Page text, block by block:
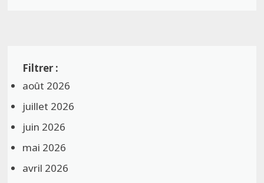
août 2026
juillet 2026
juin 2026
mai 2026
avril 2026